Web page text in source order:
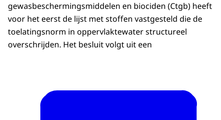
gewasbeschermingsmiddelen en biociden (Ctgb) heeft
voor het eerst de lijst met stoffen vastgesteld die de
toelatingsnorm in oppervlaktewater structureel
overschrijden. Het besluit volgt uit een